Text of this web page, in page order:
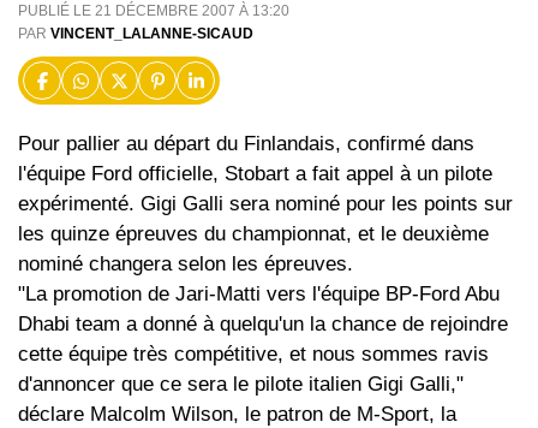
PUBLIÉ LE 21 DÉCEMBRE 2007 À 13:20
PAR VINCENT_LALANNE-SICAUD
Pour pallier au départ du Finlandais, confirmé dans
l'équipe Ford officielle, Stobart a fait appel à un pilote
expérimenté. Gigi Galli sera nominé pour les points sur
les quinze épreuves du championnat, et le deuxième
nominé changera selon les épreuves.
"La promotion de Jari-Matti vers l'équipe BP-Ford Abu
Dhabi team a donné à quelqu'un la chance de rejoindre
cette équipe très compétitive, et nous sommes ravis
d'annoncer que ce sera le pilote italien Gigi Galli,"
déclare Malcolm Wilson, le patron de M-Sport, la